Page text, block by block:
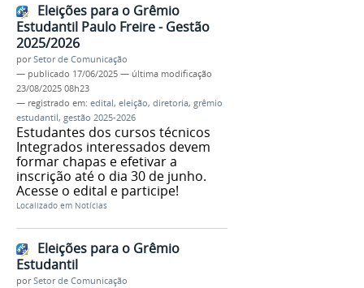
Eleições para o Grêmio
Estudantil Paulo Freire - Gestão
2025/2026
porSetor de Comunicação
— publicado 17/06/2025 — última modificação
23/08/2025 08h23
— registrado em: edital, eleição, diretoria, grêmio
estudantil, gestão 2025-2026
Estudantes dos cursos técnicos
Integrados interessados devem
formar chapas e efetivar a
inscrição até o dia 30 de junho.
Acesse o edital e participe!
Localizado em Notícias
Eleições para o Grêmio
Estudantil
porSetor de Comunicação